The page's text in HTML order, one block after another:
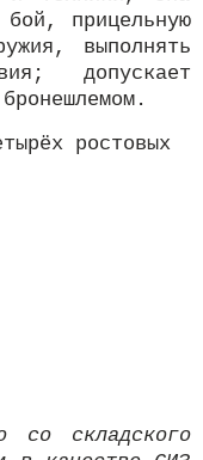
бой, прицельную
выполнять
допускает
ростовых
со складского